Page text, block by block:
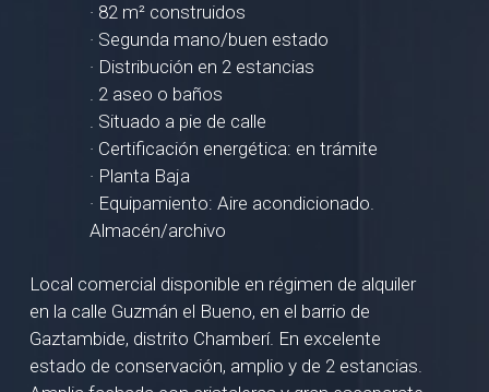
· 82 m² construidos
· Segunda mano/buen estado
· Distribución en 2 estancias
. 2 aseo o baños
. Situado a pie de calle
· Certificación energética: en trámite
· Planta Baja
· Equipamiento: Aire acondicionado.
Almacén/archivo
Local comercial disponible en régimen de alquiler
en la calle Guzmán el Bueno, en el barrio de
Gaztambide, distrito Chamberí. En excelente
estado de conservación, amplio y de 2 estancias.